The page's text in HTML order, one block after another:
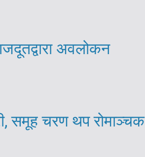
अवलोकन
समूह चरण थप रोमाञ्चक